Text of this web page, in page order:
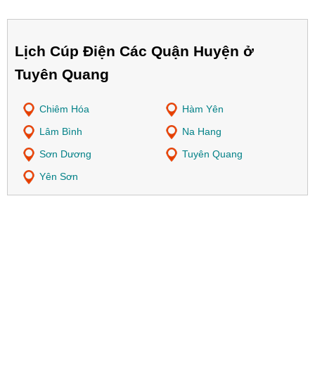
Lịch Cúp Điện Các Quận Huyện ở
Tuyên Quang
Chiêm Hóa
Hàm Yên
Lâm Bình
Na Hang
Sơn Dương
Tuyên Quang
Yên Sơn